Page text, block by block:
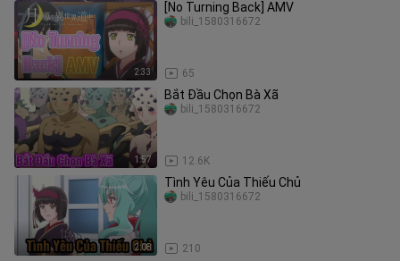
2:33
[No Turning Back] AMV
65
bili_1580316672
1:57
Bắt Đầu Chọn Bà Xã
12.6K
bili_1580316672
2:08
Tình Yêu Của Thiếu Chủ
210
bili_1580316672